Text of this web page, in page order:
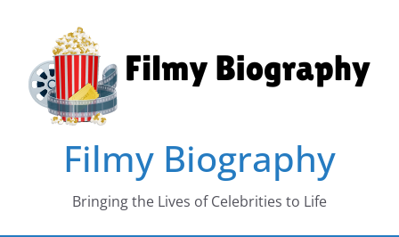
content
Filmy Biography
Bringing the Lives of Celebrities to Life